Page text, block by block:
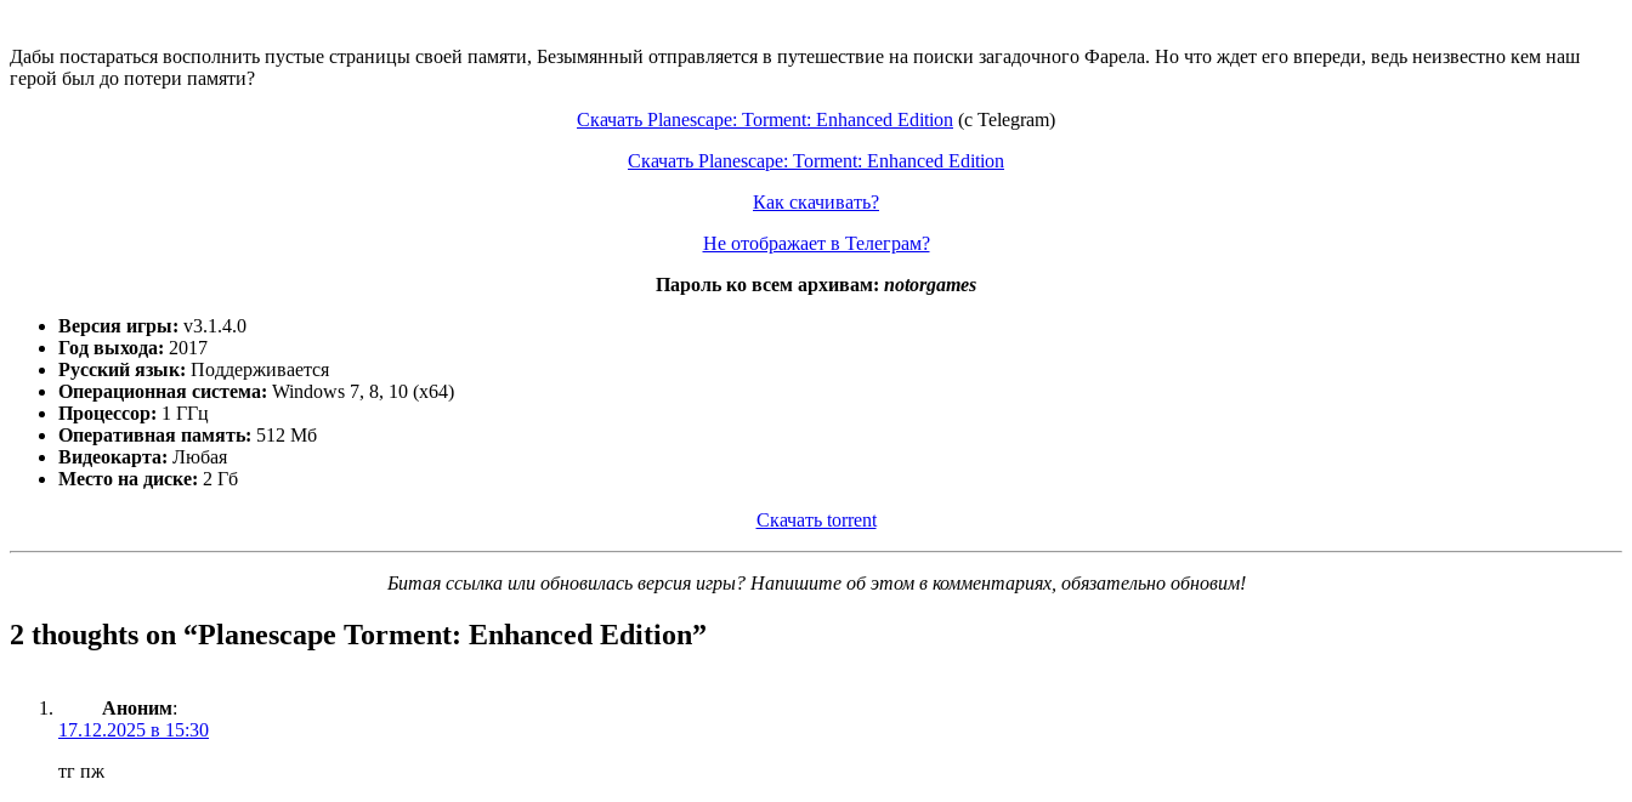
Дабы постараться восполнить пустые страницы своей памяти, Безымянный отправляется в путешествие на поиски загадочного Фарела. Но что ждет его впереди, ведь неизвестно кем наш
герой был до потери памяти?
Скачать Planescape: Torment: Enhanced Edition (c Telegram)
Скачать Planescape: Torment: Enhanced Edition
Как скачивать?
Не отображает в Телеграм?
Пароль ко всем архивам: notorgames
Версия игры: v3.1.4.0
Год выхода: 2017
Русский язык: Поддерживается
Операционная система: Windows 7, 8, 10 (x64)
Процессор: 1 ГГц
Оперативная память: 512 Мб
Видеокарта: Любая
Место на диске: 2 Гб
Скачать torrent
Битая ссылка или обновилась версия игры? Напишите об этом в комментариях, обязательно обновим!
2 thoughts on “Planescape Torment: Enhanced Edition”
Аноним:
17.12.2025 в 15:30
тг пж